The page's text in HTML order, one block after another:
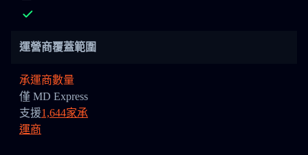
運營商覆蓋範圍
承運商數量
僅 MD Express
支援1,644家承
運商